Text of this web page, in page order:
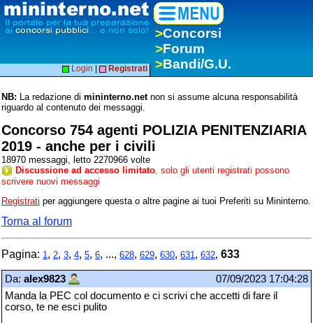
>Concorsi
>Forum
>Bandi/G.U.
Login Registrati
NB: La redazione di mininterno.netnon si assume alcuna responsabilità
riguardo al contenuto dei messaggi.
Concorso 754 agenti POLIZIA PENITENZIARIA
2019 - anche per i civili
18970 messaggi, letto 2270966 volte
Discussione ad accesso limitato , solo gli utenti registrati possono
scrivere nuovi messaggi
Registrati per aggiungere questa o altre pagine ai tuoi Preferiti su Mininterno.
Torna al forum
Pagina: 1 , 2, 3, 4, 5, 6, ..., 628, 629, 630, 631 , 632, 633
Da: alex9823
07/09/2023 17:04:28
Manda la PEC col documento e ci scrivi che accetti di fare il
corso, te ne esci pulito